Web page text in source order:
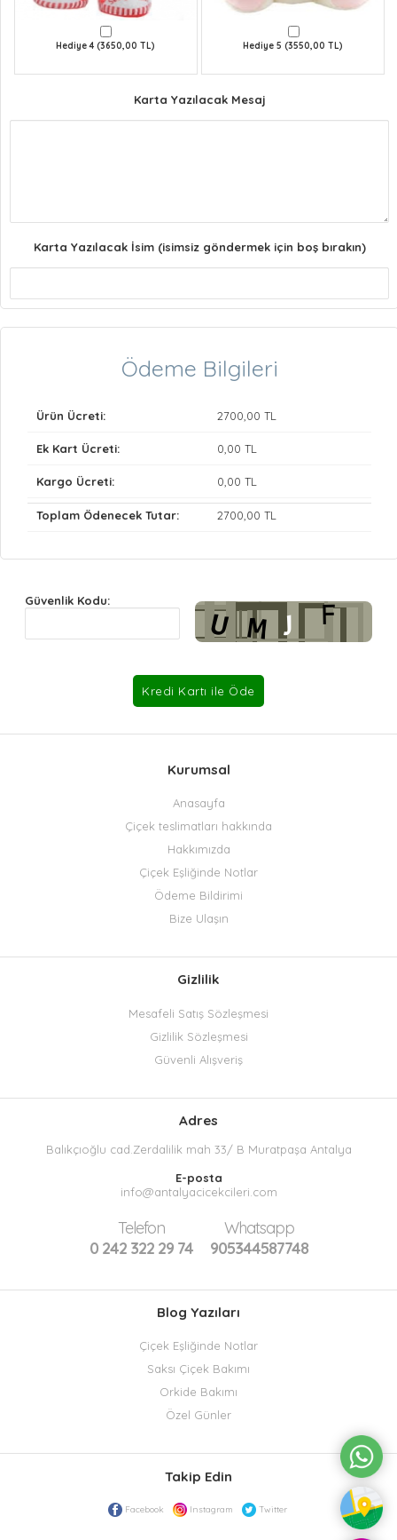
Hediye 4 (3650,00 TL) Hediye 5 (3550,00 TL)
Karta Yazılacak Mesaj
Karta Yazılacak İsim (isimsiz göndermek için boş bırakın)
Ödeme Bilgileri
Ürün Ücreti: 2700 ,00 TL
Ek Kart Ücreti: 0 ,00 TL
Kargo Ücreti: 0 ,00 TL
Toplam Ödenecek Tutar: 2700 ,00 TL
Güvenlik Kodu:
Kurumsal
Anasayfa
Çiçek teslimatları hakkında
Hakkımızda
Çiçek Eşliğinde Notlar
Ödeme Bildirimi
Bize Ulaşın
Gizlilik
Mesafeli Satış Sözleşmesi
Gizlilik Sözleşmesi
Güvenli Alışveriş
Adres
Balıkçıoğlu cad.Zerdalilik mah 33/ B Muratpaşa Antalya
E-posta
info@antalyacicekcileri.com
Telefon
0 242 322 29 74
Whatsapp
905344587748
Blog Yazıları
Çiçek Eşliğinde Notlar
Saksı Çiçek Bakımı
Orkide Bakımı
Özel Günler
Takip Edin
Facebook Instagram Twitter